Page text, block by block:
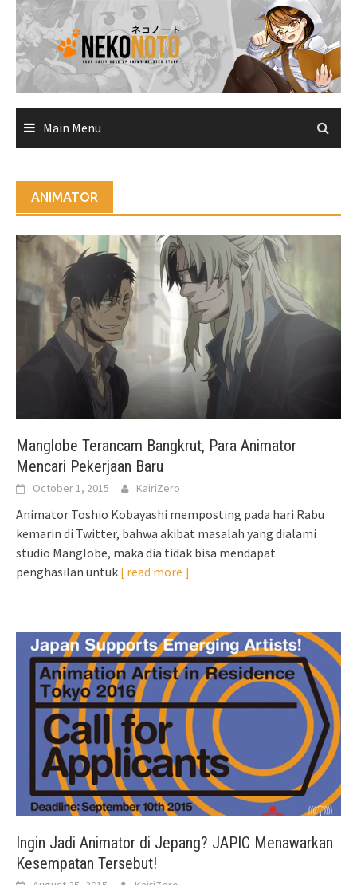
Skip
content
Main Menu
ANIMATOR
Manglobe Terancam Bangkrut, Para Animator
Mencari Pekerjaan Baru
October 1, 2015 KairiZero
Animator Toshio Kobayashi memposting pada hari Rabu
kemarin di Twitter, bahwa akibat masalah yang dialami
studio Manglobe, maka dia tidak bisa mendapat
penghasilan untuk [ read more ]
Ingin Jadi Animator di Jepang? JAPIC Menawarkan
Kesempatan Tersebut!